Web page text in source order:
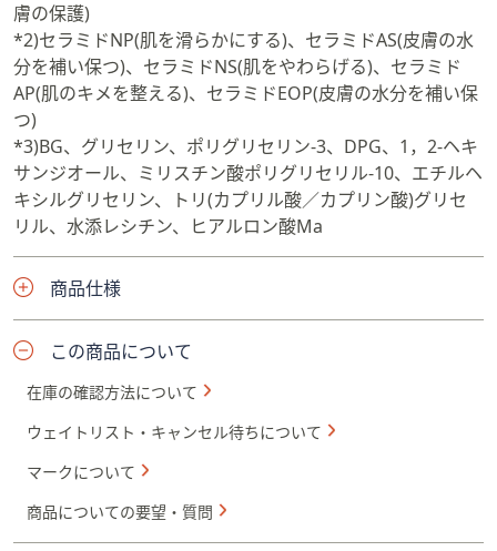
膚の保護)
*2)セラミドNP(肌を滑らかにする)、セラミドAS(皮膚の水
分を補い保つ)、セラミドNS(肌をやわらげる)、セラミド
AP(肌のキメを整える)、セラミドEOP(皮膚の水分を補い保
つ)
*3)BG、グリセリン、ポリグリセリン-3、DPG、1，2-ヘキ
サンジオール、ミリスチン酸ポリグリセリル-10、エチルヘ
キシルグリセリン、トリ(カプリル酸／カプリン酸)グリセ
リル、水添レシチン、ヒアルロン酸Ma
商品仕様
この商品について
在庫の確認方法について
ウェイトリスト・キャンセル待ちについて
マークについて
商品についての要望・質問